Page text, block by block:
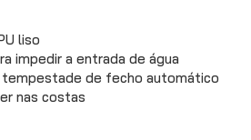
liso
impedir a entrada de água
de fecho automático
nas costas